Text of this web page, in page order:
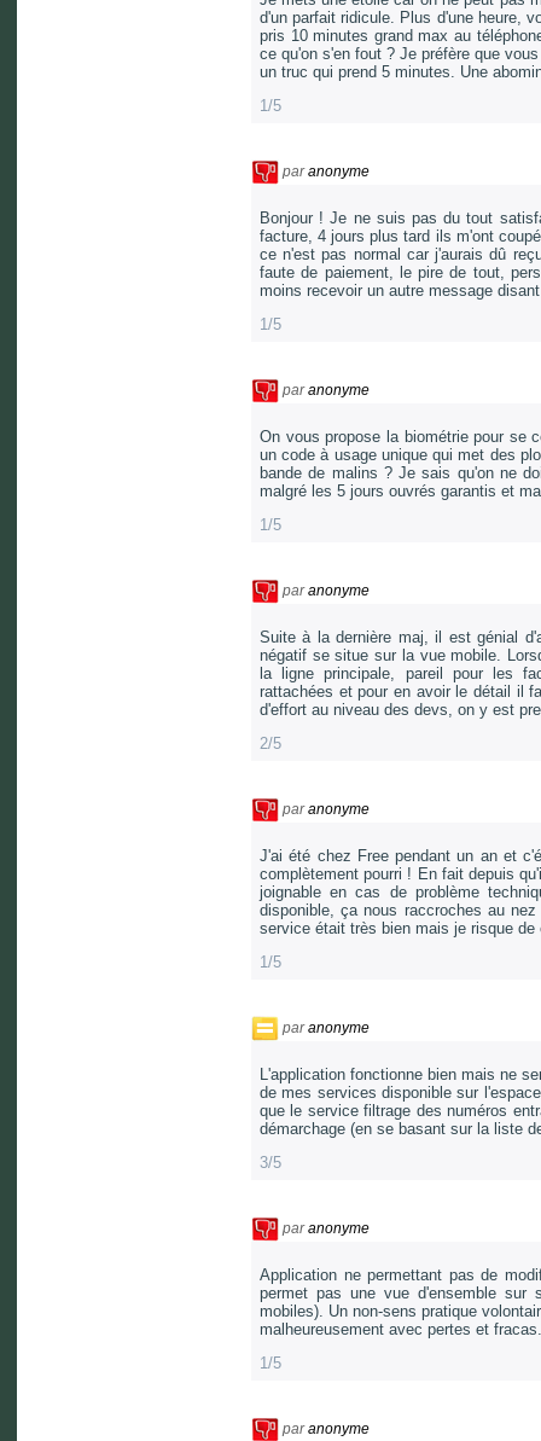
d'un parfait ridicule. Plus d'une heure,
pris 10 minutes grand max au
ce qu'on s'en fout ? Je préfère que
un truc qui prend 5 minutes. Une
1/5
paranonyme
Bonjour ! Je ne suis pas du tout
facture, 4 jours plus tard ils m'ont
ce n'est pas normal car j'aurais dû
faute de paiement, le pire de tout,
moins recevoir un autre message
1/5
paranonyme
On vous propose la biométrie pour se
un code à usage unique qui met des
bande de malins ? Je sais qu'on ne
malgré les 5 jours ouvrés garantis et
1/5
paranonyme
Suite à la dernière maj, il est génial
négatif se situe sur la vue mobile.
la ligne principale, pareil pour les
rattachées et pour en avoir le détail il
d'effort au niveau des devs, on y est
2/5
paranonyme
J'ai été chez Free pendant un an et
complètement pourri ! En fait depuis
joignable en cas de problème
disponible, ça nous raccroches au
service était très bien mais je risque de
1/5
paranonyme
L'application fonctionne bien mais ne
de mes services disponible sur
que le service filtrage des numéros
démarchage (en se basant sur la liste
3/5
paranonyme
Application ne permettant pas de
permet pas une vue d'ensemble
mobiles). Un non-sens pratique
malheureusement avec pertes et fracas.
1/5
paranonyme